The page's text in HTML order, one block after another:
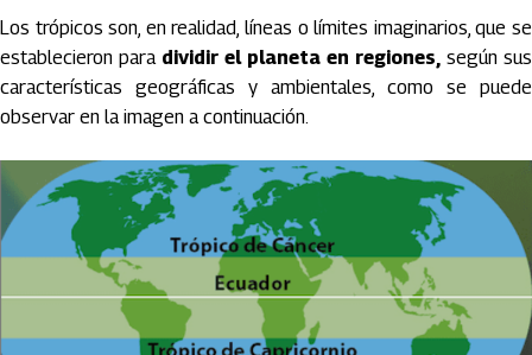
Los trópicos son, en realidad, líneas o límites imaginarios, que se
establecieron para dividir el planeta en regiones, según sus
características geográficas y ambientales, como se puede
observar en la imagen a continuación.